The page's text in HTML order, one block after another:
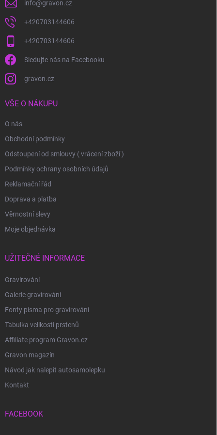
info@gravon.cz
+420703144606
+420703144606
Sledujte nás na Facebooku
gravon.cz
VŠE O NÁKUPU
O nás
Obchodní podmínky
Odstoupení od smlouvy ( vrácení zboží )
Podmínky ochrany osobních údajů
Reklamační řád
Doprava a platba
Věrnostní slevy
Moje objednávka
UŽITEČNÉ INFORMACE
Gravírování
Galerie gravírování
Fonty písma pro gravírování
Tabulka velikosti prstenů
Affiliate program Gravon.cz
Gravon magazín
Návod jak nalepit autosamolepku
Kontakt
FACEBOOK